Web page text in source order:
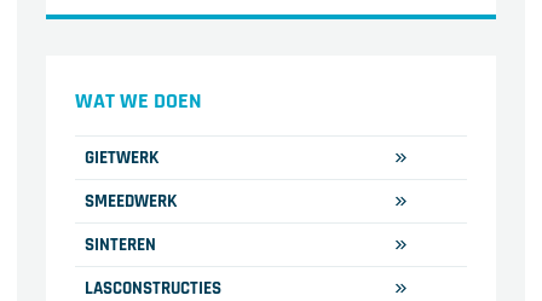
WAT WE DOEN
GIETWERK
SMEEDWERK
SINTEREN
LASCONSTRUCTIES